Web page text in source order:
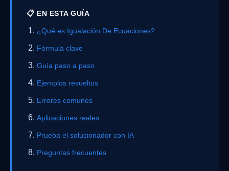
📋 EN ESTA GUÍA
¿Qué es Igualación De Ecuaciones?
Fórmula clave
Guía paso a paso
Ejemplos resueltos
Errores comunes
Aplicaciones reales
Prueba el solucionador con IA
Preguntas frecuentes